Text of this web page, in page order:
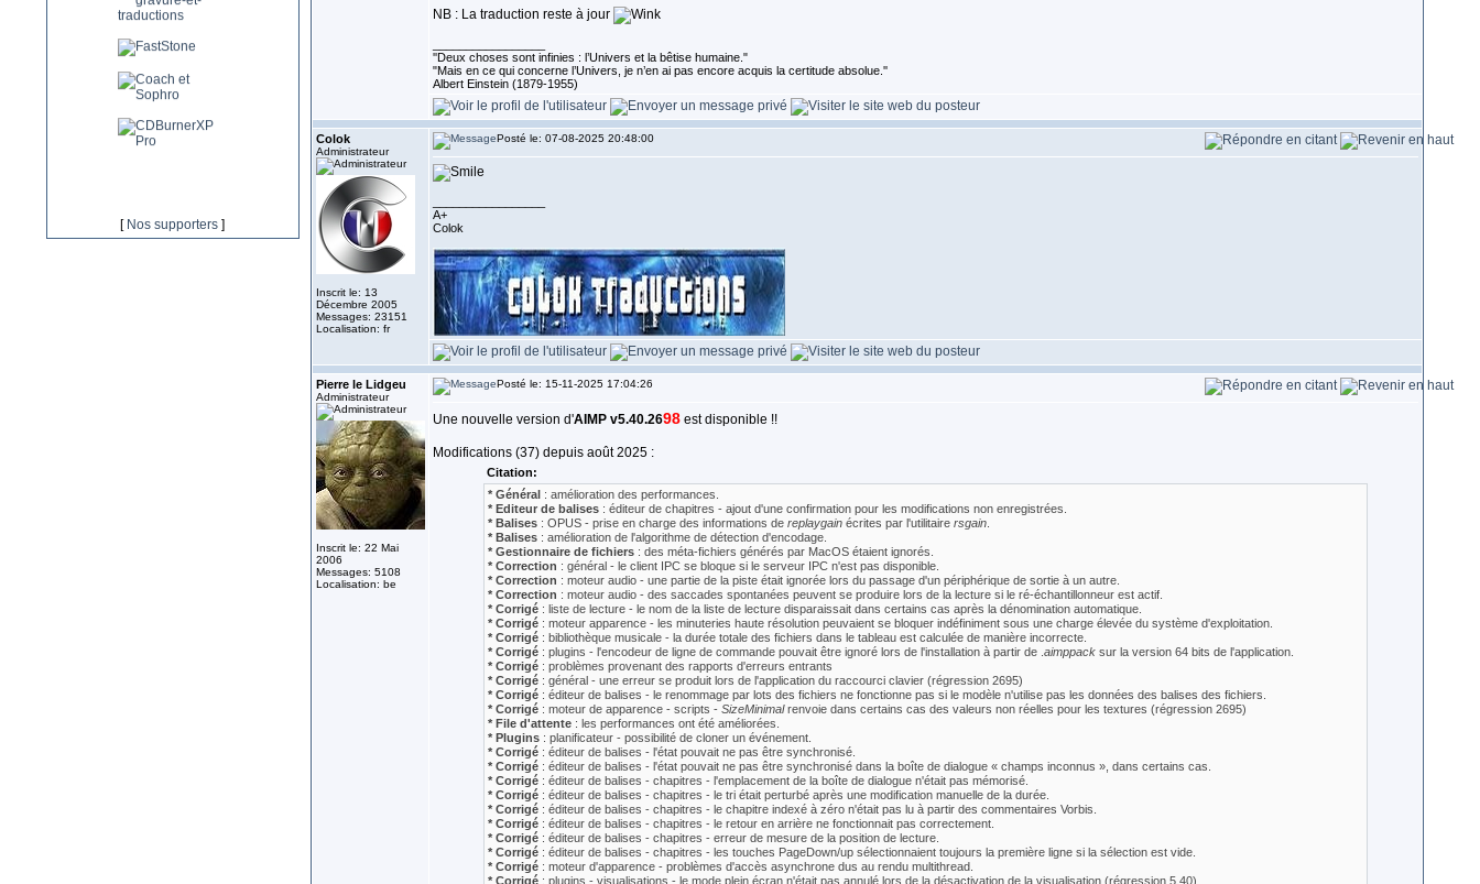
[ Nos supporters ]
NB : La traduction reste à jour
''Deux choses sont infinies : l’Univers et la bêtise humaine."
"Mais en ce qui concerne l’Univers, je n’en ai pas encore acquis la certitude absolue.''
Albert Einstein (1879-1955)
Colok
Administrateur
Inscrit le: 13
Décembre 2005
Messages: 23151
Localisation: fr
Posté le: 07-08-2025 20:48:00
A+
Colok
Pierre le Lidgeu
Administrateur
Inscrit le: 22 Mai
2006
Messages: 5108
Localisation: be
Posté le: 15-11-2025 17:04:26
Une nouvelle version d'AIMP v5.40.2698est disponible !!
Modifications (37) depuis août 2025 :
Citation:
* Général: amélioration des performances.
* Editeur de balises: éditeur de chapitres - ajout d'une confirmation pour les modifications non enregistrées.
* Balises: OPUS - prise en charge des informations de replaygainécrites par l'utilitaire rsgain.
* Balises: amélioration de l'algorithme de détection d'encodage.
* Gestionnaire de fichiers: des méta-fichiers générés par MacOS étaient ignorés.
* Correction : général - le client IPC se bloque si le serveur IPC n'est pas disponible.
* Correction : moteur audio - une partie de la piste était ignorée lors du passage d'un périphérique de sortie à un autre.
* Correction : moteur audio - des saccades spontanées peuvent se produire lors de la lecture si le ré-échantillonneur est actif.
* Corrigé: liste de lecture - le nom de la liste de lecture disparaissait dans certains cas après la dénomination automatique.
* Corrigé: moteur apparence - les minuteries haute résolution peuvaient se bloquer indéfiniment sous une charge élevée du système d'exploitation.
* Corrigé: bibliothèque musicale - la durée totale des fichiers dans le tableau est calculée de manière incorrecte.
* Corrigé: plugins - l'encodeur de ligne de commande pouvait être ignoré lors de l'installation à partir de . aimppacksur la version 64 bits de l'application.
* Corrigé: problèmes provenant des rapports d'erreurs entrants
* Corrigé: général - une erreur se produit lors de l'application du raccourci clavier (régression 2695)
* Corrigé: éditeur de balises - le renommage par lots des fichiers ne fonctionne pas si le modèle n'utilise pas les données des balises des fichiers.
* Corrigé: moteur de apparence - scripts - SizeMinimalrenvoie dans certains cas des valeurs non réelles pour les textures (régression 2695)
* File d'attente: les performances ont été améliorées.
* Plugins: planificateur - possibilité de cloner un événement.
* Corrigé: éditeur de balises - l'état pouvait ne pas être synchronisé.
* Corrigé: éditeur de balises - l'état pouvait ne pas être synchronisé dans la boîte de dialogue « champs inconnus », dans certains cas.
* Corrigé: éditeur de balises - chapitres - l'emplacement de la boîte de dialogue n'était pas mémorisé.
* Corrigé: éditeur de balises - chapitres - le tri était perturbé après une modification manuelle de la durée.
* Corrigé: éditeur de balises - chapitres - le chapitre indexé à zéro n'était pas lu à partir des commentaires Vorbis.
* Corrigé: éditeur de balises - chapitres - le retour en arrière ne fonctionnait pas correctement.
* Corrigé: éditeur de balises - chapitres - erreur de mesure de la position de lecture.
* Corrigé: éditeur de balises - chapitres - les touches PageDown/up sélectionnaient toujours la première ligne si la sélection est vide.
* Corrigé: moteur d'apparence - problèmes d'accès asynchrone dus au rendu multithread.
* Corrigé: plugins - visualisations - le mode plein écran n'était pas annulé lors de la désactivation de la visualisation (régression 5.40)